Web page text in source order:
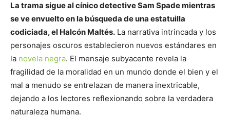
La trama sigue al cínico detective Sam Spade mientras
se ve envuelto en la búsqueda de una estatuilla
codiciada, el Halcón Maltés. La narrativa intrincada y los
personajes oscuros establecieron nuevos estándares en
la novela negra. El mensaje subyacente revela la
fragilidad de la moralidad en un mundo donde el bien y el
mal a menudo se entrelazan de manera inextricable,
dejando a los lectores reflexionando sobre la verdadera
naturaleza humana.